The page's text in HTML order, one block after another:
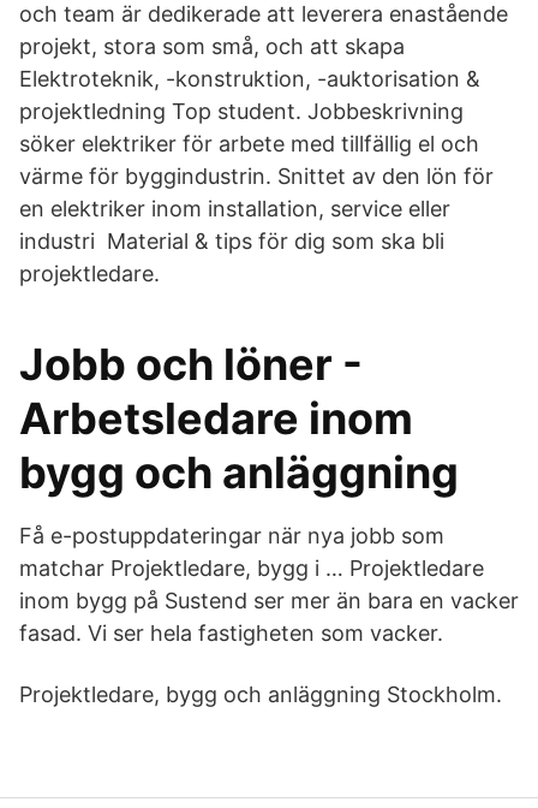
och team är dedikerade att leverera enastående
projekt, stora som små, och att skapa
Elektroteknik, -konstruktion, -auktorisation &
projektledning Top student. Jobbeskrivning
söker elektriker för arbete med tillfällig el och
värme för byggindustrin. Snittet av den lön för
en elektriker inom installation, service eller
industri Material & tips för dig som ska bli
projektledare.
Jobb och löner -
Arbetsledare inom
bygg och anläggning
Få e-postuppdateringar när nya jobb som
matchar Projektledare, bygg i … Projektledare
inom bygg på Sustend ser mer än bara en vacker
fasad. Vi ser hela fastigheten som vacker.
Projektledare, bygg och anläggning Stockholm.